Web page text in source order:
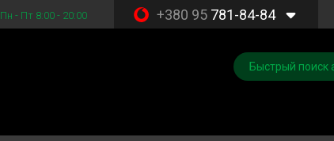
Пн - Пт 8:00 - 20:00 +380 95781-84-84